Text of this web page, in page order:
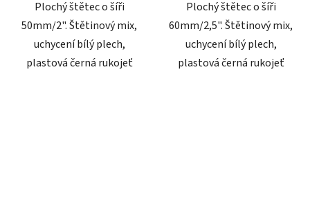
Plochý štětec o šíři
50mm/2". Štětinový mix,
uchycení bílý plech,
plastová černá rukojeť
Plochý štětec o šíři
60mm/2,5". Štětinový mix,
uchycení bílý plech,
plastová černá rukojeť